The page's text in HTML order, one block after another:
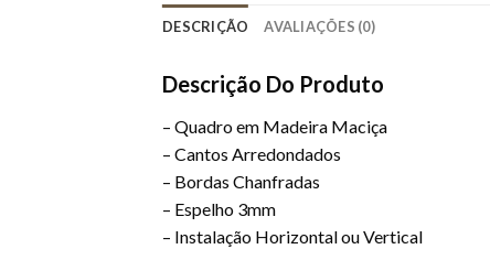
DESCRIÇÃO AVALIAÇÕES (0)
Descrição Do Produto
– Quadro em Madeira Maciça
– Cantos Arredondados
– Bordas Chanfradas
– Espelho 3mm
– Instalação Horizontal ou Vertical